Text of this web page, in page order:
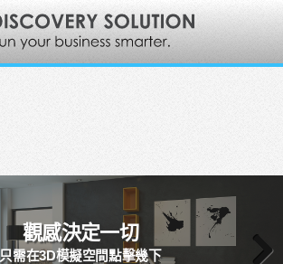
觀感決定一切
只需在3D模擬空間點擊幾下